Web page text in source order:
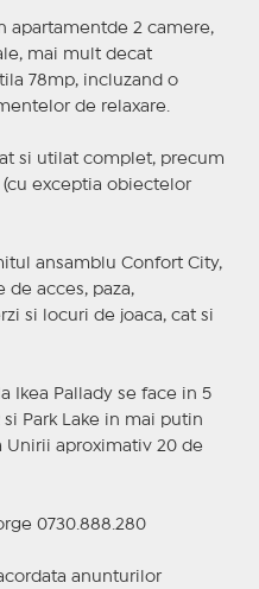
apartamentde 2 camere,
mai mult decat
78mp, incluzand o
de relaxare.
si utilat complet, precum
exceptia obiectelor
ansamblu Confort City,
de acces, paza,
si locuri de joaca, cat si
Ikea Pallady se face in 5
Park Lake in mai putin
Unirii aproximativ 20 de
0730.888.280
anunturilor